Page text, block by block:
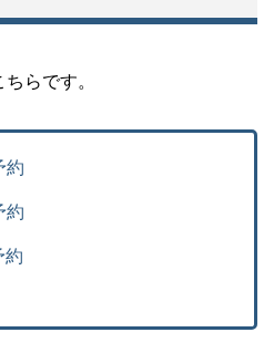
らです。
約
約
約